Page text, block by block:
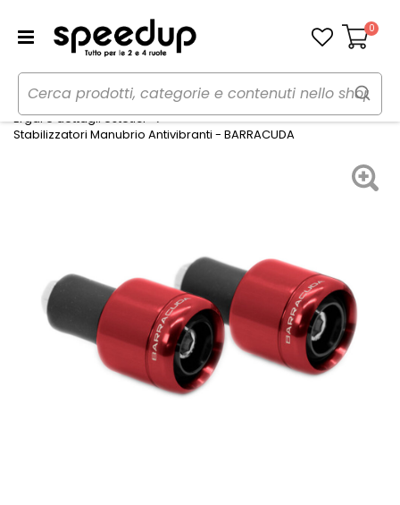
Carrello
0
Home Moto
Estetica e protezioni moto
Ergal e dettagli estetici
Stabilizzatori Manubrio Antivibranti - BARRACUDA